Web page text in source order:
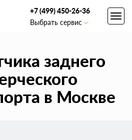
+7 (499) 450-26-36
Выбрать сервис
заднего
в Москве